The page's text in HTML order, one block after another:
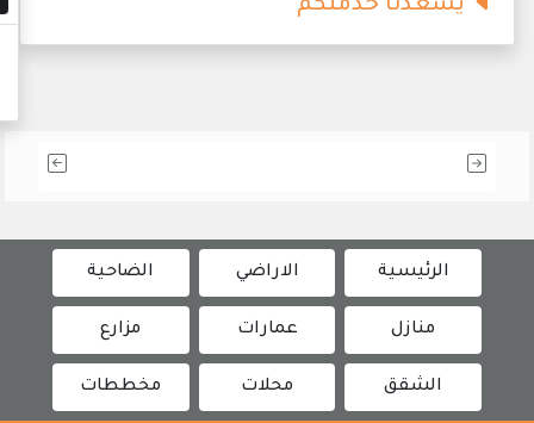
يسعدنا خدمتكم
الرئيسية الاراضي الضاحية
منازل عمارات مزارع
الشقق محلات مخططات